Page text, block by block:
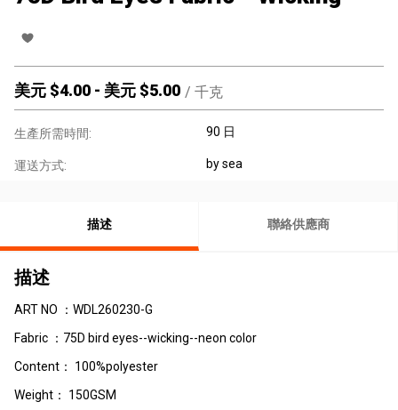
美元 $4.00 - 美元 $5.00 / 千克
生產所需時間: 90 日
運送方式: by sea
描述 聯絡供應商
描述
ART NO ：WDL260230-G
Fabric ：75D bird eyes--wicking--neon color
Content： 100%polyester
Weight： 150GSM